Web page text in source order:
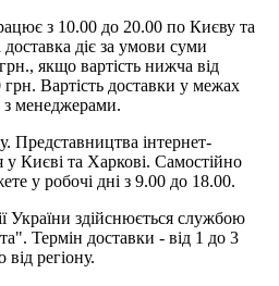
з 10.00 до 20.00 по Києву та
діє за умови суми
якщо вартість нижча від
грн. Вартість доставки у межах
з менеджерами.
Представництва інтернет-
у Києві та Харкові. Самостійно
у робочі дні з 9.00 до 18.00.
України здійснюється службою
Термін доставки - від 1 до 3
регіону.